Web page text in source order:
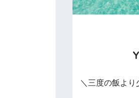
＼三度の飯より